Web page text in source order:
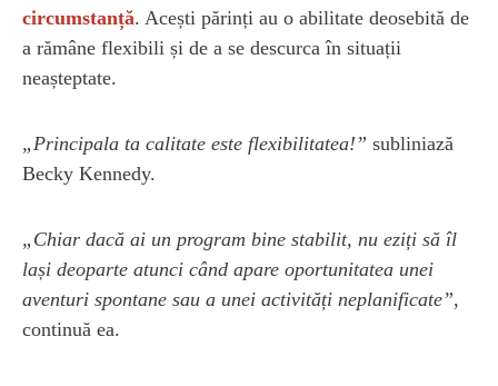
circumstanță. Acești părinți au o abilitate deosebită de
a rămâne flexibili și de a se descurca în situații
neașteptate.
„Principala ta calitate este flexibilitatea!” subliniază
Becky Kennedy.
„Chiar dacă ai un program bine stabilit, nu eziți să îl
lași deoparte atunci când apare oportunitatea unei
aventuri spontane sau a unei activități neplanificate”,
continuă ea.